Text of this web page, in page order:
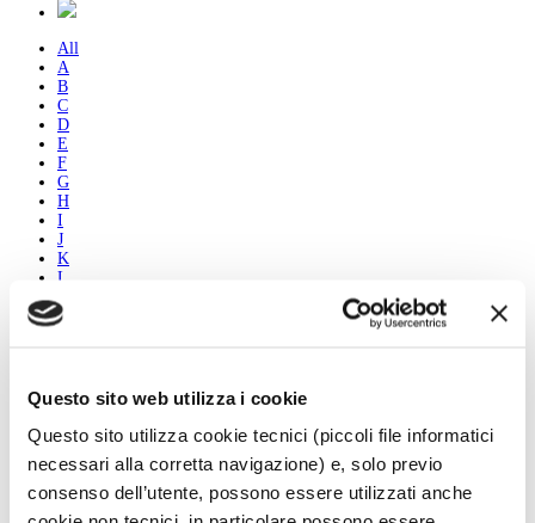
Questo sito web utilizza i cookie
Questo sito utilizza cookie tecnici (piccoli file informatici
necessari alla corretta navigazione) e, solo previo
consenso dell’utente, possono essere utilizzati anche
All
A
B
C
D
E
F
G
H
I
J
K
L
N
R
T
V
W